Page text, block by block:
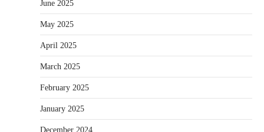
June 2025
May 2025
April 2025
March 2025
February 2025
January 2025
December 2024